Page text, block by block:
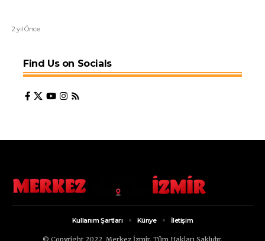
2 yıl Önce
Find Us on Socials
© Copyright 2022, Merkez İzmir. Tüm Hakları Saklıdır.
Kullanım Şartları Künye İletişim